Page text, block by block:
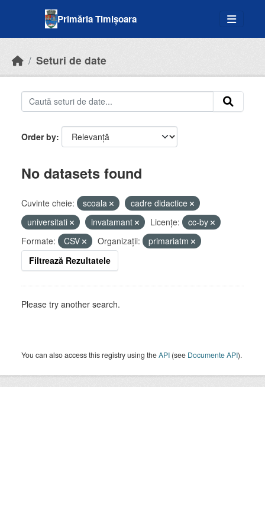
Primăria Timișoara
Seturi de date
Order by
No datasets found
Cuvinte cheie: scoala
cadre didactice
universitati
invatamant Licenţe:
cc-by
Formate:
CSV Organizații:
primariatm
Filtrează Rezultatele
Please try another search.
You can also access this registry using theAPI (see Documente API).